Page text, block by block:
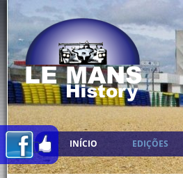
INÍCIO EDIÇÕES